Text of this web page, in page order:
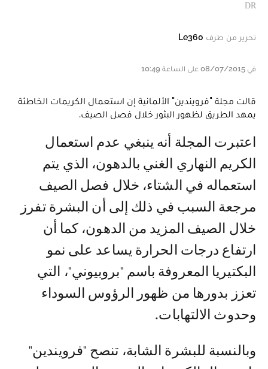
DR
تحرير من طرف Le360
في 08/07/2015 على الساعة 10:49
قالت مجلة "فرويندين" الألمانية إن استعمال الكريمات الخاطئة
يمهد الطريق لظهور البثور خلال فصل الصيف.
الكريم النهاري الغني بالدهون، الذي يتم
استعماله في الشتاء، خلال فصل الصيف
مرجعة السبب في ذلك إلى أن البشرة تفرز
خلال الصيف المزيد من الدهون، كما أن
ارتفاع درجات الحرارة يساعد على نمو
البكتيريا المعروفة باسم "بروبيوني"، التي
تعزز بدورها من ظهور الرؤوس السوداء
وحدوث الالتهابات.
وبالنسبة للبشرة الشابة، تنصح "فرويندين"